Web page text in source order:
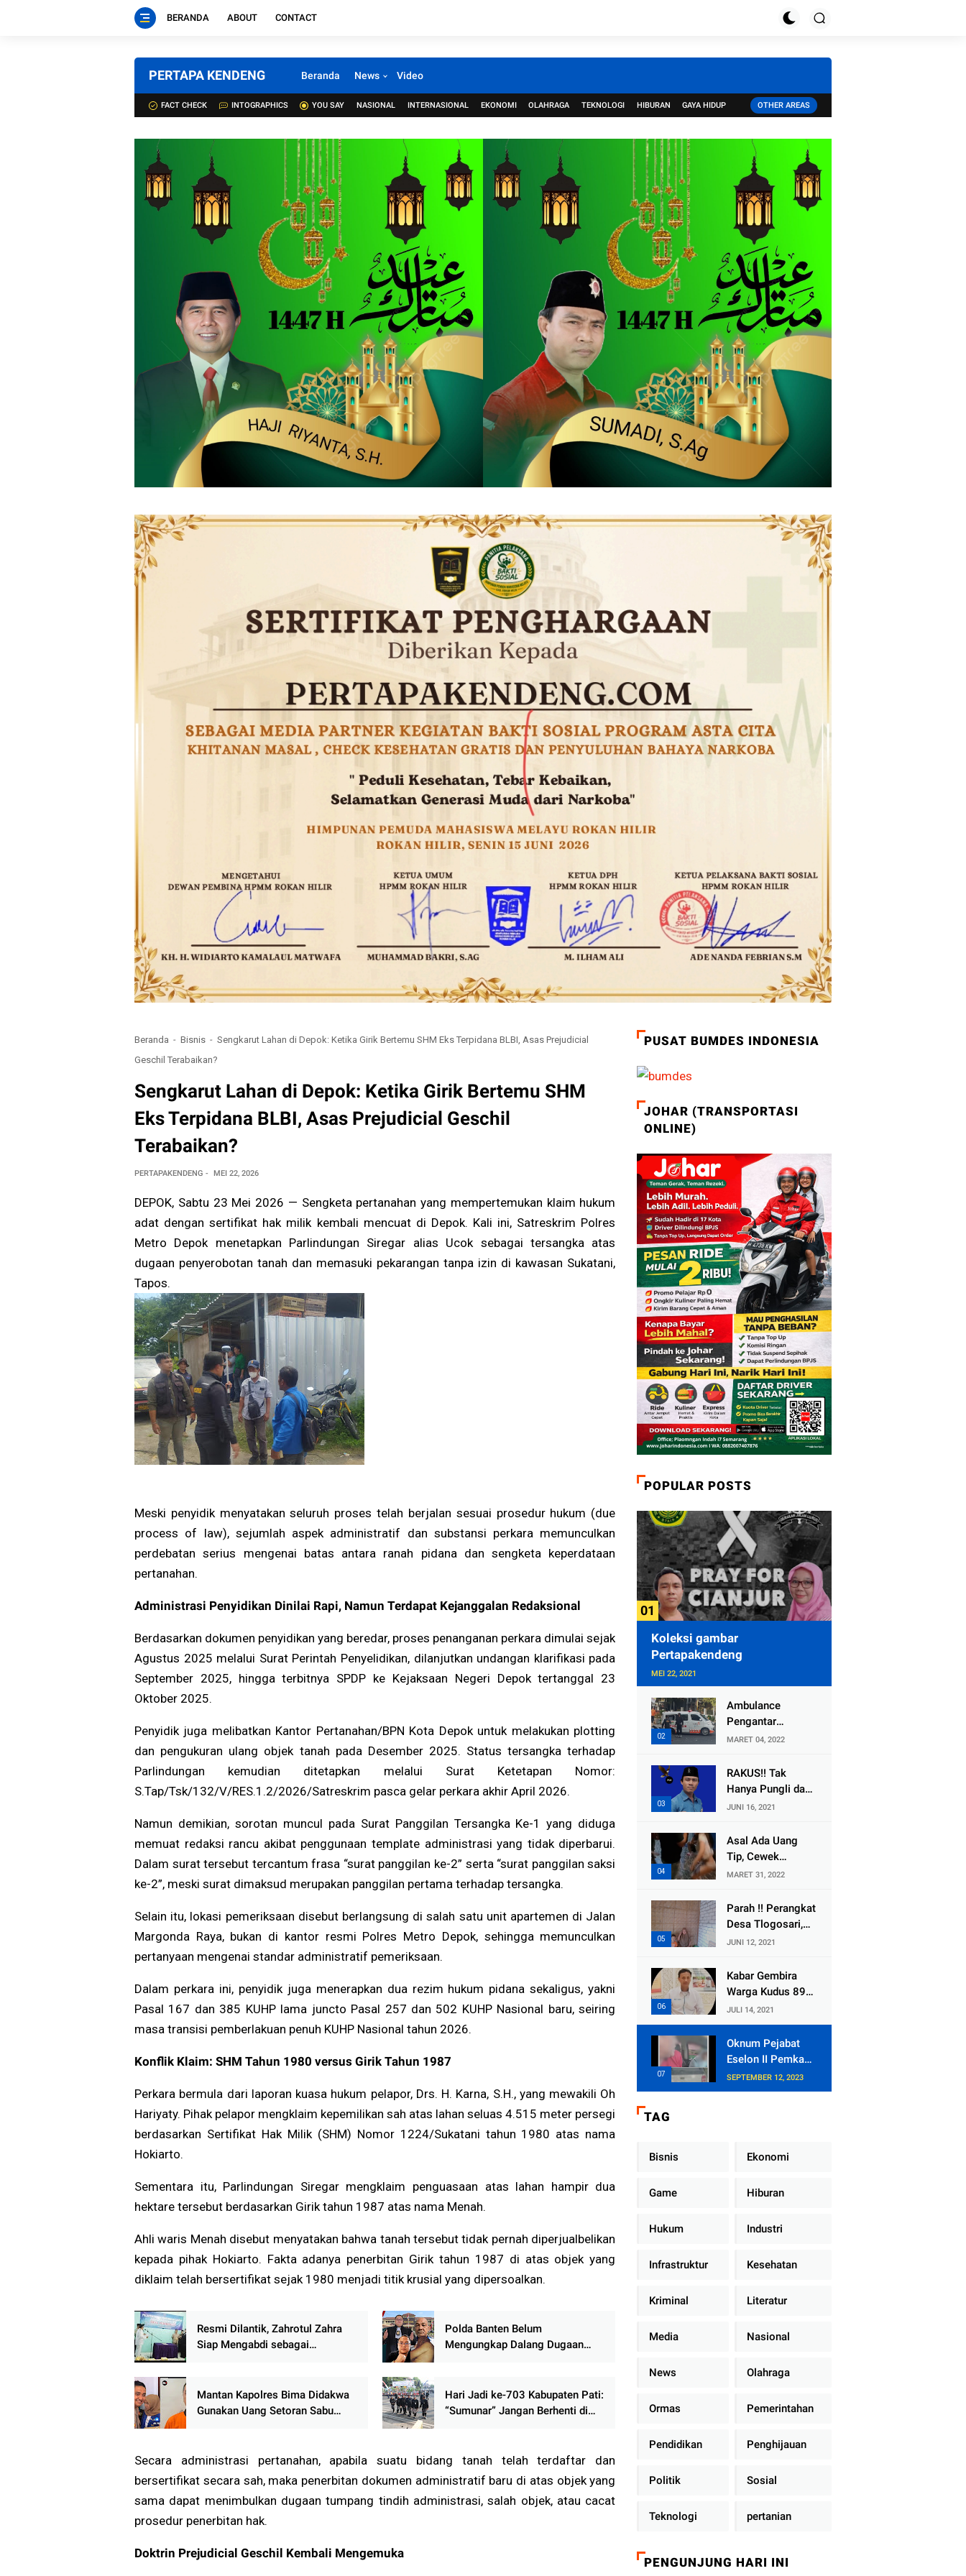
BERANDA ABOUT CONTACT
PERTAPA KENDENG Beranda News Video
FACT CHECK INTOGRAPHICS YOU SAY NASIONAL INTERNASIONAL EKONOMI OLAHRAGA TEKNOLOGI HIBURAN GAYA HIDUP OTHER AREAS
Beranda Bisnis
Sengkarut Lahan di Depok: Ketika Girik Bertemu SHM Eks Terpidana BLBI, Asas Prejudicial
Geschil Terabaikan?
Sengkarut Lahan di Depok: Ketika Girik Bertemu SHM
Eks Terpidana BLBI, Asas Prejudicial Geschil
Terabaikan?
PERTAPAKENDENG MEI 22, 2026
DEPOK, Sabtu 23 Mei 2026 — Sengketa pertanahan yang mempertemukan klaim hukum
adat dengan sertifikat hak milik kembali mencuat di Depok. Kali ini, Satreskrim Polres
Metro Depok menetapkan Parlindungan Siregar alias Ucok sebagai tersangka atas
dugaan penyerobotan tanah dan memasuki pekarangan tanpa izin di kawasan Sukatani,
Tapos.
Meski penyidik menyatakan seluruh proses telah berjalan sesuai prosedur hukum (due
process of law), sejumlah aspek administratif dan substansi perkara memunculkan
perdebatan serius mengenai batas antara ranah pidana dan sengketa keperdataan
pertanahan.
Administrasi Penyidikan Dinilai Rapi, Namun Terdapat Kejanggalan Redaksional
Berdasarkan dokumen penyidikan yang beredar, proses penanganan perkara dimulai sejak
Agustus 2025 melalui Surat Perintah Penyelidikan, dilanjutkan undangan klarifikasi pada
September 2025, hingga terbitnya SPDP ke Kejaksaan Negeri Depok tertanggal 23
Oktober 2025.
Penyidik juga melibatkan Kantor Pertanahan/BPN Kota Depok untuk melakukan plotting
dan pengukuran ulang objek tanah pada Desember 2025. Status tersangka terhadap
Parlindungan kemudian ditetapkan melalui Surat Ketetapan Nomor:
S.Tap/Tsk/132/V/RES.1.2/2026/Satreskrim pasca gelar perkara akhir April 2026.
Namun demikian, sorotan muncul pada Surat Panggilan Tersangka Ke-1 yang diduga
memuat redaksi rancu akibat penggunaan template administrasi yang tidak diperbarui.
Dalam surat tersebut tercantum frasa “surat panggilan ke-2” serta “surat panggilan saksi
ke-2”, meski surat dimaksud merupakan panggilan pertama terhadap tersangka.
Selain itu, lokasi pemeriksaan disebut berlangsung di salah satu unit apartemen di Jalan
Margonda Raya, bukan di kantor resmi Polres Metro Depok, sehingga memunculkan
pertanyaan mengenai standar administratif pemeriksaan.
Dalam perkara ini, penyidik juga menerapkan dua rezim hukum pidana sekaligus, yakni
Pasal 167 dan 385 KUHP lama juncto Pasal 257 dan 502 KUHP Nasional baru, seiring
masa transisi pemberlakuan penuh KUHP Nasional tahun 2026.
Konflik Klaim: SHM Tahun 1980 versus Girik Tahun 1987
Perkara bermula dari laporan kuasa hukum pelapor, Drs. H. Karna, S.H., yang mewakili Oh
Hariyaty. Pihak pelapor mengklaim kepemilikan sah atas lahan seluas 4.515 meter persegi
berdasarkan Sertifikat Hak Milik (SHM) Nomor 1224/Sukatani tahun 1980 atas nama
Hokiarto.
Sementara itu, Parlindungan Siregar mengklaim penguasaan atas lahan hampir dua
hektare tersebut berdasarkan Girik tahun 1987 atas nama Menah.
Ahli waris Menah disebut menyatakan bahwa tanah tersebut tidak pernah diperjualbelikan
kepada pihak Hokiarto. Fakta adanya penerbitan Girik tahun 1987 di atas objek yang
diklaim telah bersertifikat sejak 1980 menjadi titik krusial yang dipersoalkan.
Resmi Dilantik, Zahrotul Zahra
Siap Mengabdi sebagai
Polda Banten Belum
Mengungkap Dalang Dugaan
Polda Banten Diuji Ujar Ketum
FERADI WPI
Mantan Kapolres Bima Didakwa
Gunakan Uang Setoran Sabu
Hari Jadi ke-703 Kabupaten Pati:
“Sumunar” Jangan Berhenti di
Secara administrasi pertanahan, apabila suatu bidang tanah telah terdaftar dan
bersertifikat secara sah, maka penerbitan dokumen administratif baru di atas objek yang
sama dapat menimbulkan dugaan tumpang tindih administrasi, salah objek, atau cacat
prosedur penerbitan hak.
Doktrin Prejudicial Geschil Kembali Mengemuka
PUSAT BUMDES INDONESIA
JOHAR (TRANSPORTASI
ONLINE)
POPULAR POSTS
Koleksi gambar
Pertapakendeng
MEI 22, 2021
Ambulance
Pengantar
Jenazah Kepala
Mengalami
Kecelakaan
MARET 04, 2022
RAKUS!! Tak
Hanya Pungli dan
Dana Bedah
Diembat, ,
Perangkat Desa
Selewengkan
Bantuan Mushola
JUNI 16, 2021
Asal Ada Uang
Tip, Cewek
Pemandu Karaoke
Bersedia Bugil
MARET 31, 2022
Parah !! Perangkat
Desa Tlogosari,
Kecamatan
Embat Dana Bedah
Rumah dari
JUNI 12, 2021
Kabar Gembira
Warga Kudus 89
Persen RT di
Kudus Zona Hijau
JULI 14, 2021
Oknum Pejabat
Eselon II Pemkab
Lampung Utara
Asik Ngobrol
Dinas
SEPTEMBER 12, 2023
TAG
Bisnis Ekonomi
Game Hiburan
Hukum Industri
Infrastruktur Kesehatan
Kriminal Literatur
Media Nasional
News Olahraga
Ormas Pemerintahan
Pendidikan Penghijauan
Politik Sosial
Teknologi pertanian
PENGUNJUNG HARI INI